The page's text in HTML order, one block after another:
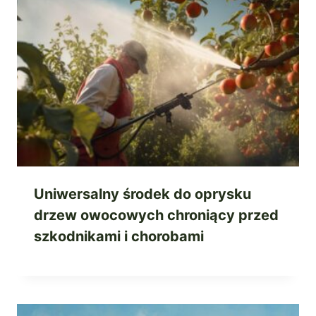
Uniwersalny środek do oprysku
drzew owocowych chroniący przed
szkodnikami i chorobami